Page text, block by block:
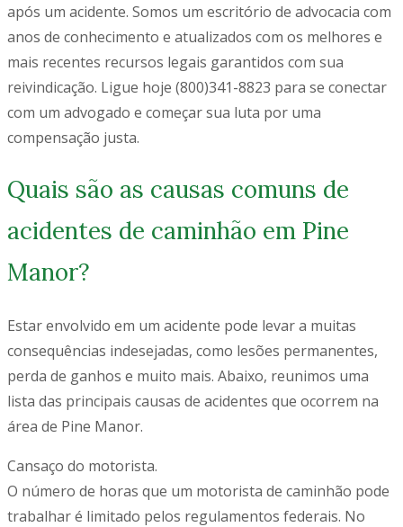
após um acidente. Somos um escritório de advocacia com
anos de conhecimento e atualizados com os melhores e
mais recentes recursos legais garantidos com sua
reivindicação. Ligue hoje (800)341-8823 para se conectar
com um advogado e começar sua luta por uma
compensação justa.
Quais são as causas comuns de
acidentes de caminhão em Pine
Manor?
Estar envolvido em um acidente pode levar a muitas
consequências indesejadas, como lesões permanentes,
perda de ganhos e muito mais. Abaixo, reunimos uma
lista das principais causas de acidentes que ocorrem na
área de Pine Manor.
Cansaço do motorista.
O número de horas que um motorista de caminhão pode
trabalhar é limitado pelos regulamentos federais. No